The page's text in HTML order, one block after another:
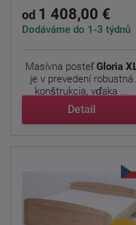
od 1 408,00 €
Dodáváme do 1-3 týdnů
Masívna posteľGloria
je v prevedení robustná
konštrukcia, vďaka ...
Detail